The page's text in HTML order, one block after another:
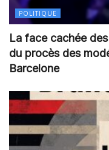
POLITIQUE
La face cachée
du procès des
Barcelone